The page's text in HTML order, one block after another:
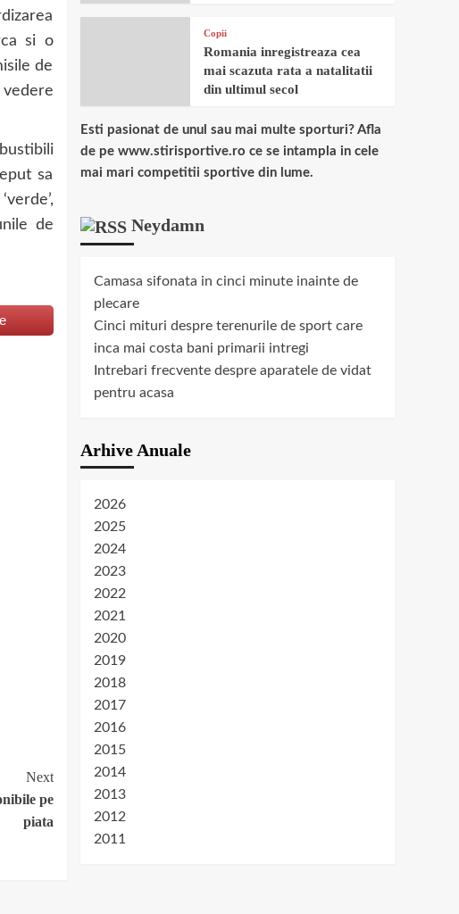
si o
de
sa
de
Next
pe
piata
Copii
Romania inregistreaza cea
mai scazuta rata a natalitatii
din ultimul secol
Esti pasionat de unul sau mai multe sporturi? Afla
de pe www.stirisportive.ro ce se intampla in cele
mai mari competitii sportive din lume.
Neydamn
Camasa sifonata in cinci minute inainte de
plecare
Cinci mituri despre terenurile de sport care
inca mai costa bani primarii intregi
Intrebari frecvente despre aparatele de vidat
pentru acasa
Arhive Anuale
2026
2025
2024
2023
2022
2021
2020
2019
2018
2017
2016
2015
2014
2013
2012
2011